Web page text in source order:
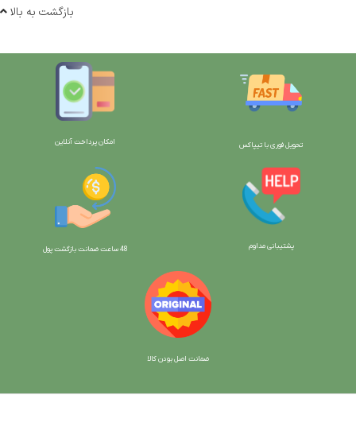
بازگشت به بالا
تحویل فوری با تیپاکس امکان پرداخت آنلاین
پشتیبانی مداوم 48 ساعت ضمانت بازگش ت پول
ضمانت اصل بودن کالا